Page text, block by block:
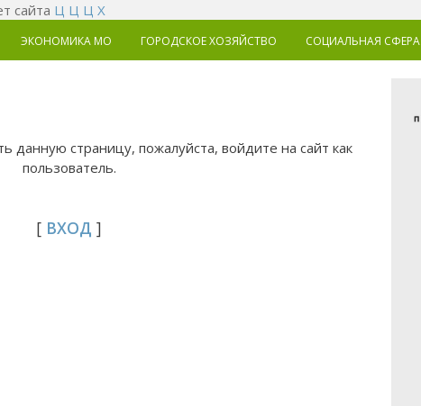
сайта Ц Ц Ц Х
ЭКОНОМИКА MO ГОРОДСКОЕ ХОЗЯЙСТВО СОЦИАЛЬНАЯ СФЕРА
данную страницу, пожалуйста, войдите на сайт как
пользователь.
[ ВХОД ]